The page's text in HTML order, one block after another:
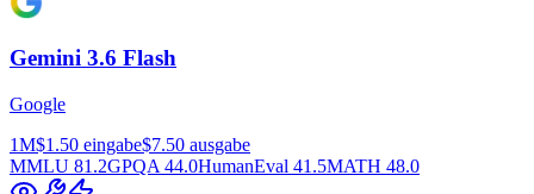
Gemini 3.6 Flash
Google
1M$1.50 eingabe$7.50 ausgabe
MMLU 81.2GPQA 44.0HumanEval 41.5MATH 48.0